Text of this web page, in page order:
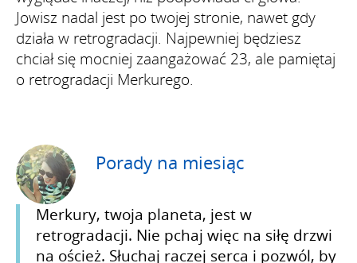
Jowisz nadal jest po twojej stronie, nawet gdy
działa w retrogradacji. Najpewniej będziesz
chciał się mocniej zaangażować 23, ale pamiętaj
o retrogradacji Merkurego.
Porady na miesiąc
Merkury, twoja planeta, jest w
retrogradacji. Nie pchaj więc na siłę drzwi
na oścież. Słuchaj raczej serca i pozwól, by